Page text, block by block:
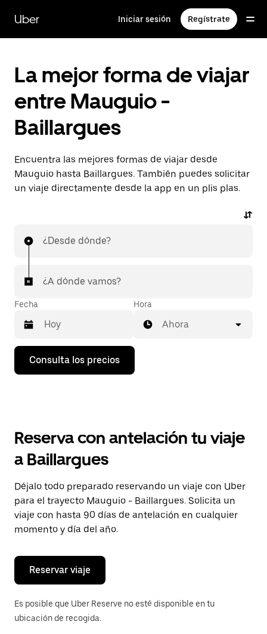
contenido
principal
Uber Iniciar sesión Regístrate
La mejor forma de viajar
entre Mauguio -
Baillargues
Encuentra las mejores formas de viajar desde
Mauguio hasta Baillargues. También puedes solicitar
un viaje directamente desde la app en un plis plas.
¿Desde dónde?
¿A dónde vamos?
Fecha
Pulsa
flecha
calendario
seleccionar
fecha.
Pulsa
el
botón
de
escape
cerrar
calendario.
Hora
Ahora
Consulta los precios
Reserva con antelación tu viaje
a Baillargues
Déjalo todo preparado reservando un viaje con Uber
para el trayecto Mauguio - Baillargues. Solicita un
viaje con hasta 90 días de antelación en cualquier
momento y día del año.
Reservar viaje
Es posible que Uber Reserve no esté disponible en tu
ubicación de recogida.